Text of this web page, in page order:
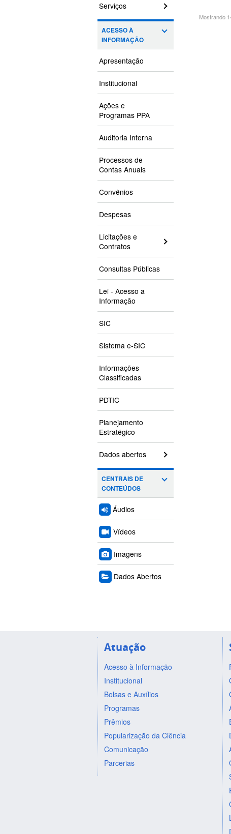
Serviços
ACESSO À
INFORMAÇÃO
Apresentação
Institucional
Ações e
Programas PPA
Auditoria Interna
Processos de
Contas Anuais
Convênios
Despesas
Licitações e
Contratos
Consultas Públicas
Lei - Acesso a
Informação
SIC
Sistema e-SIC
Informações
Classificadas
PDTIC
Planejamento
Estratégico
Dados abertos
CENTRAIS DE
CONTEÚDOS
Áudios
Vídeos
Imagens
Dados Abertos
Mostrando
Atuação
Acesso à Informação
Institucional
Bolsas e Auxílios
Programas
Prêmios
Popularização da Ciência
Comunicação
Parcerias